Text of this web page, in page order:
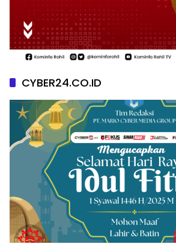
CYBER24.CO.ID